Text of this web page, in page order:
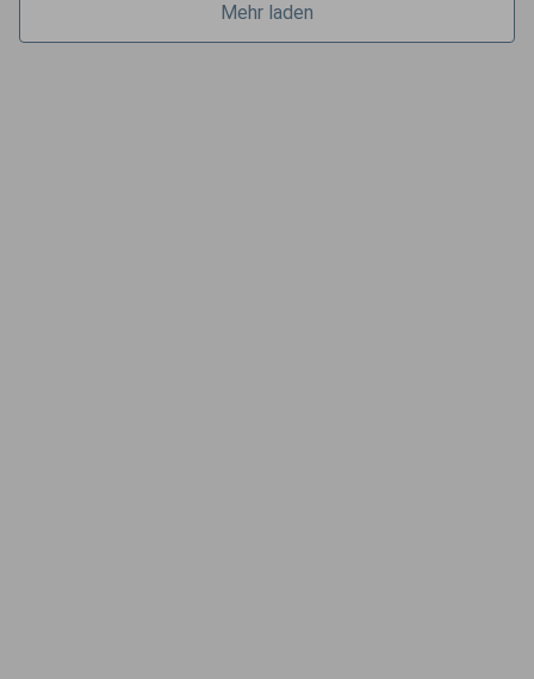
Mehr laden